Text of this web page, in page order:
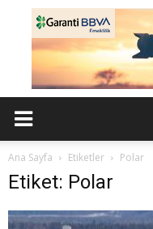
Ana Sayfa Etiketler Polar
Etiket: Polar